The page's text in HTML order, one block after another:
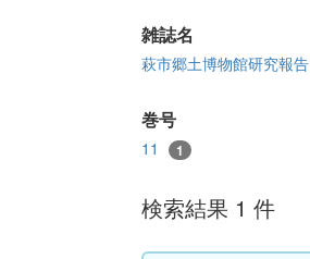
雑誌名
萩市郷土博物館研究報告
巻号
11 1
検索結果 1 件